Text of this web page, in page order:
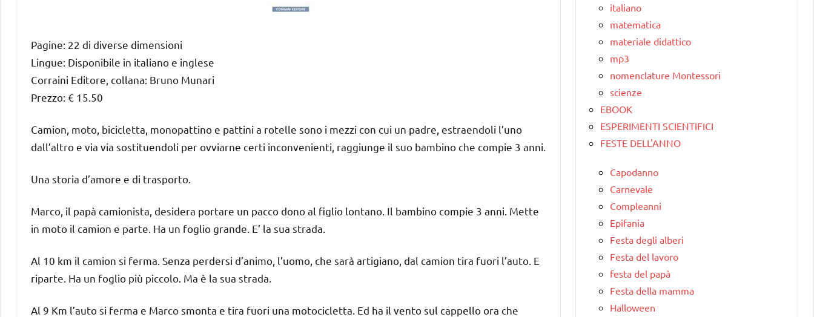
Pagine: 22 di diverse dimensioni
Lingue: Disponibile in italiano e inglese
Corraini Editore, collana: Bruno Munari
Prezzo: € 15.50
Camion, moto, bicicletta, monopattino e pattini a rotelle sono i mezzi con cui un padre, estraendoli l’uno
dall’altro e via via sostituendoli per ovviarne certi inconvenienti, raggiunge il suo bambino che compie 3 anni.
Una storia d’amore e di trasporto.
Marco, il papà camionista, desidera portare un pacco dono al figlio lontano. Il bambino compie 3 anni. Mette
in moto il camion e parte. Ha un foglio grande. E’ la sua strada.
Al 10 km il camion si ferma. Senza perdersi d’animo, l’uomo, che sarà artigiano, dal camion tira fuori l’auto. E
riparte. Ha un foglio più piccolo. Ma è la sua strada.
Al 9 Km l’auto si ferma e Marco smonta e tira fuori una motocicletta. Ed ha il vento sul cappello ora che
italiano
matematica
materiale didattico
mp3
nomenclature Montessori
scienze
EBOOK
ESPERIMENTI SCIENTIFICI
FESTE DELL'ANNO
Capodanno
Carnevale
Compleanni
Epifania
Festa degli alberi
Festa del lavoro
festa del papà
Festa della mamma
Halloween